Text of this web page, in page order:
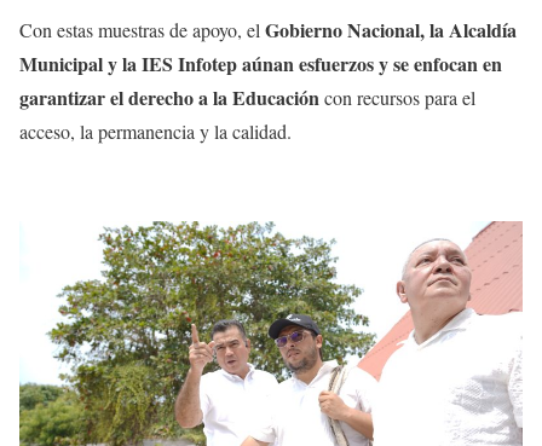
Con estas muestras de apoyo, elGobierno Nacional, la Alcaldía
Municipal y la IES Infotep aúnan esfuerzos y se enfocan en
garantizar el derecho a la Educacióncon recursos para el
acceso, la permanencia y la calidad.